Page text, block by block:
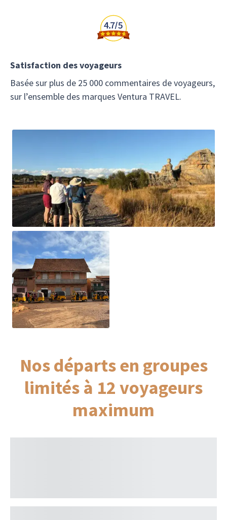
Satisfaction des voyageurs
Basée sur plus de 25 000 commentaires de voyageurs,
sur l’ensemble des marques Ventura TRAVEL.
Nos départs en groupes
limités à 12 voyageurs
maximum